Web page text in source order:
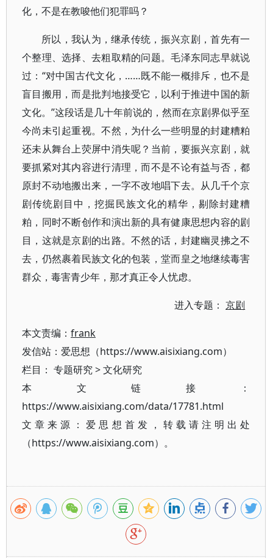
化，不是在教唆他们犯罪吗？
所以，我认为，继承传统，振兴京剧，首先有一
个整理、选择、去粗取精的问题。毛泽东同志早就说
过：“对中国古代文化，……既不能一概排斥，也不是
盲目搬用，而是批判地接受它，以利于推进中国的新
文化。”这段话是几十年前说的，然而在京剧界似乎至
今尚未引起重视。不然，为什么一些明显的封建糟粕
还未从舞台上荧屏中消失呢？当前，要振兴京剧，就
要抓紧对其内容进行清理，而不是不论有益与否，都
原封不动地搬出来，一字不改地唱下去。从几千个京
剧传统剧目中，挖掘民族文化的精华，剔除封建糟
粕，同时不断创作和演出新的具有健康思想内容的剧
目，这就是京剧的出路。不然的话，封建幽灵拂之不
去，仍然裹着民族文化的包装，堂而皇之地继续毒害
群众，毒害青少年，那才真正令人忧虑。
进入专题：京剧
本文责编： frank
发信站：爱思想（https://www.aisixiang.com）
栏目： 专题研究>文化研究
本文链接：
https://www.aisixiang.com/data/17781.html
文章来源：爱思想首发，转载请注明出处
（https://www.aisixiang.com）。